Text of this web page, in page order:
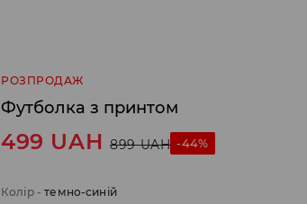
РОЗПРОДАЖ
Футболка з принтом
499 UAH 899 UAH -44%
Колір-темно-синій